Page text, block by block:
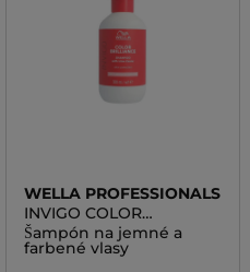
WELLA PROFESSIONALS
INVIGO COLOR
BRILLIANCE SHAMPOO
Šampón na jemné a
farbené vlasy